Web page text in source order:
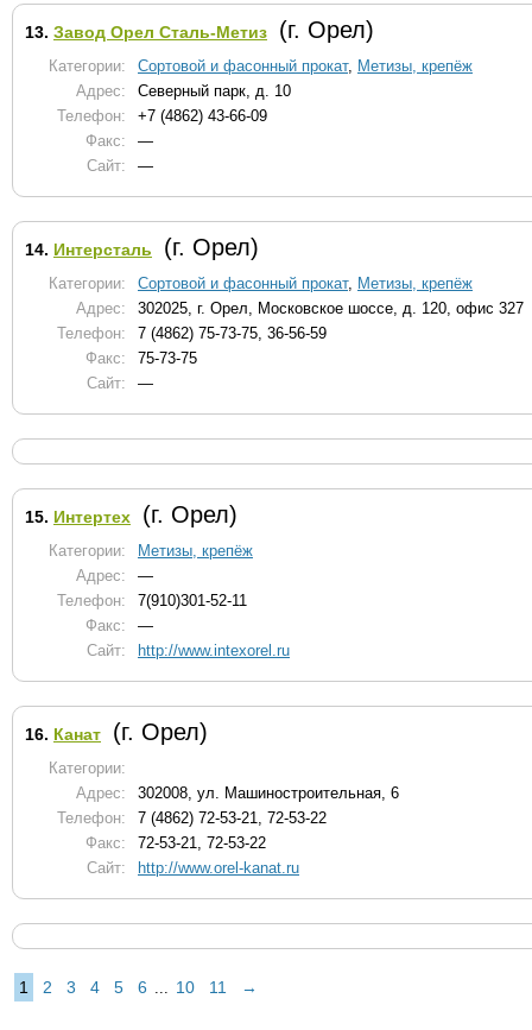
13. Завод Орел Сталь-Метиз (г. Орел)
Категории: Сортовой и фасонный прокат, Метизы, крепёж
Адрес:
Северный парк, д. 10
Телефон:
+7 (4862) 43-66-09
Факс:
—
Сайт:
—
14. Интерсталь (г. Орел)
Категории: Сортовой и фасонный прокат, Метизы, крепёж
Адрес:
302025, г. Орел, Московское шоссе, д. 120, офис 327
Телефон:
7 (4862) 75-73-75, 36-56-59
Факс:
75-73-75
Сайт:
—
15. Интертех (г. Орел)
Категории:
Метизы, крепёж
Адрес:
—
Телефон:
7(910)301-52-11
Факс:
—
Сайт:
http://www.intexorel.ru
16. Канат (г. Орел)
Категории:
Адрес:
302008, ул. Машиностроительная, 6
Телефон:
7 (4862) 72-53-21, 72-53-22
Факс:
72-53-21, 72-53-22
Сайт:
http://www.orel-kanat.ru
1 2 3 4 5 6 ... 10 11 →